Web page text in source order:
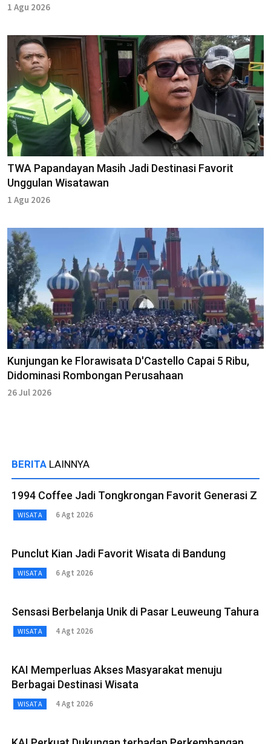
1 Agu 2026
TWA Papandayan Masih Jadi Destinasi Favorit
Unggulan Wisatawan
1 Agu 2026
Kunjungan ke Florawisata D'Castello Capai 5 Ribu,
Didominasi Rombongan Perusahaan
26 Jul 2026
BERITA LAINNYA
1994 Coffee Jadi Tongkrongan Favorit Generasi Z
WISATA 6 Agt 2026
Punclut Kian Jadi Favorit Wisata di Bandung
WISATA 6 Agt 2026
Sensasi Berbelanja Unik di Pasar Leuweung Tahura
WISATA 4 Agt 2026
KAI Memperluas Akses Masyarakat menuju
Berbagai Destinasi Wisata
WISATA 4 Agt 2026